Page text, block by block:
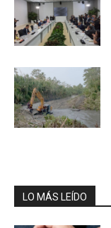
LO MÁS LEÍDO